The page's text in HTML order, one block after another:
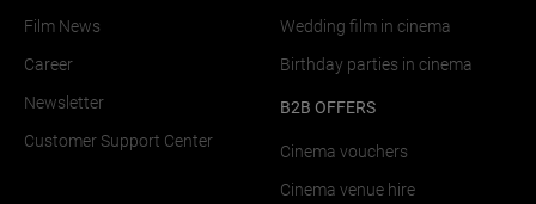
Film News
Career
Newsletter
Customer Support Center
Wedding film in cinema
Birthday parties in cinema
B2B OFFERS
Cinema vouchers
Cinema venue hire